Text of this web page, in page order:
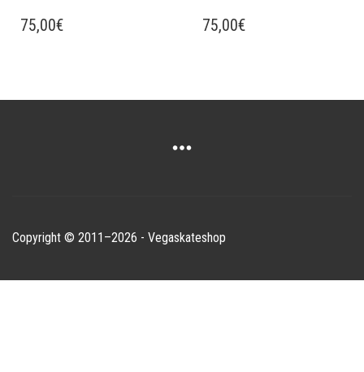
75,00€
75,00€
Copyright © 2011–2026 - Vegaskateshop